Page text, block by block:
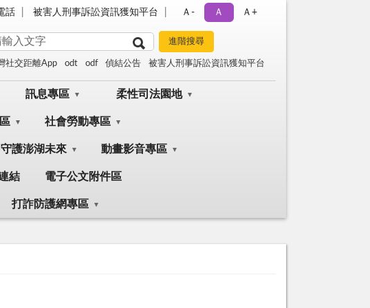
話 被害人刑事訴訟資訊獲知平台 Ａ- Ａ Ａ+
社交距離App odt odf 偵結公告 被害人刑事訴訟資訊獲知平台
訊息專區 柔性司法園地
社會勞動專區
護澎湖未來 動畫影音專區
結 電子公文附件區
打詐防護網專區